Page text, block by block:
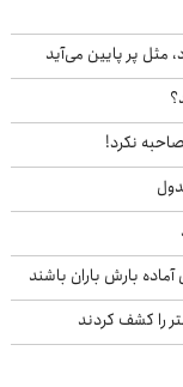
مثل پر پایین می‌آید
نکرد!
بارش باران باشند
را کشف کردند